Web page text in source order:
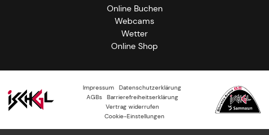
Online Buchen
Webcams
Wetter
Online Shop
Impressum
Datenschutzerklärung
AGBs
Barrierefreiheitserklärung
Vertrag widerrufen
Cookie-Einstellungen